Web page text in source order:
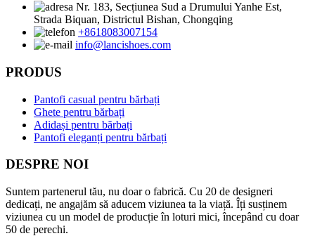
Nr. 183, Secțiunea Sud a Drumului Yanhe Est,
Strada Biquan, Districtul Bishan, Chongqing
+8618083007154
info@lancishoes.com
PRODUS
Pantofi casual pentru bărbați
Ghete pentru bărbați
Adidași pentru bărbați
Pantofi eleganți pentru bărbați
DESPRE NOI
Suntem partenerul tău, nu doar o fabrică. Cu 20 de designeri
dedicați, ne angajăm să aducem viziunea ta la viață. Îți susținem
viziunea cu un model de producție în loturi mici, începând cu doar
50 de perechi.